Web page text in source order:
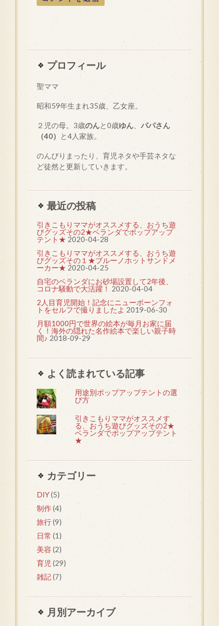
プロフィール
聖ママ
昭和59年生まれ35歳、乙女座。
２児の母。3歳のんと0歳ゆん
パパさん
（40）
と4人家族。
のんびりまったり、育児ネタや手芸ネタな
ど徒然と更新していきます。
最近の投稿
引きこもりママがオススメする、おうち遊
びグッズその2★ベランダでポップアップ
テント★ 2020-04-28
引きこもりママがオススメする、おうち遊
びグッズその１★ブルーノホットサンドメ
ーカー★ 2020-04-25
自宅のベランダにお砂場設置して2年後、
コロナ騒動で大活躍！ 2020-04-04
2人目育児開始！記念にニューボーンフォ
トをセルフで撮りましたよ 2019-06-30
月額1000円で世界の絵本が毎月お家に届
く！海外の隠れた名作絵本で楽しい親子時
間♪ 2018-09-29
よく読まれている記事
用途別ポップアップテントの選
び方
引きこもりママがオススメす
る、おうち遊びグッズその2★
ベランダでポップアップテント
★
カテゴリー
DIY(5)
制作(4)
旅行(9)
日常 (1)
美容 (2)
育児 (29)
雑記(7)
月別アーカイブ